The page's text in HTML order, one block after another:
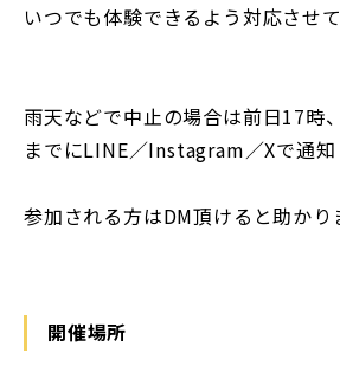
いつでも体験できるよう対応させ
雨天などで中止の場合は前日17時
までにLINE／Instagram／Xで通知
参加される方はDM頂けると助かり
開催場所